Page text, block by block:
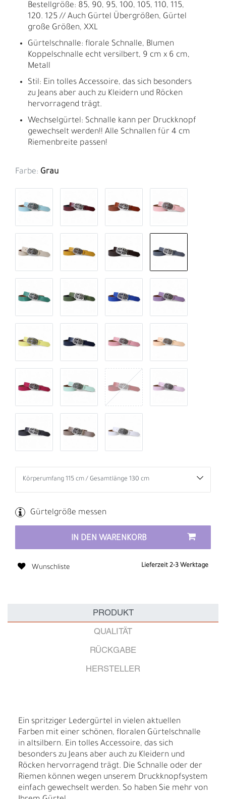
Bestellgröße: 85, 90, 95, 100, 105, 110, 115,
120. 125 // Auch Gürtel Übergrößen, Gürtel
große Größen, XXL
Gürtelschnalle: florale Schnalle, Blumen
Koppelschnalle echt versilbert, 9 cm x 6 cm,
Metall
Stil: Ein tolles Accessoire, das sich besonders
zu Jeans aber auch zu Kleidern und Röcken
hervorragend trägt.
Wechselgürtel: Schnalle kann per Druckknopf
gewechselt werden!! Alle Schnallen für 4 cm
Riemenbreite passen!
Farbe: Grau
Gürtelgröße messen
IN DEN WARENKORB
Wunschliste Lieferzeit 2-3 Werktage
PRODUKT
QUALITÄT
RÜCKGABE
HERSTELLER
Ein spritziger Ledergürtel in vielen aktuellen
Farben mit einer schönen, floralen Gürtelschnalle
in altsilbern. Ein tolles Accessoire, das sich
besonders zu Jeans aber auch zu Kleidern und
Röcken hervorragend trägt. Die Schnalle oder der
Riemen können wegen unserem Druckknopfsystem
einfach gewechselt werden. So haben Sie mehr von